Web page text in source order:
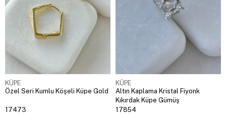
KÜPE
Özel Seri Kumlu Köşeli Küpe Gold
17473
KÜPE
Altın Kaplama Kristal Fiyonk
Kıkırdak Küpe Gümüş
17854